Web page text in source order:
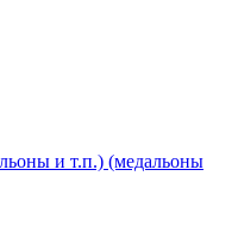
и т.п.) (медальоны